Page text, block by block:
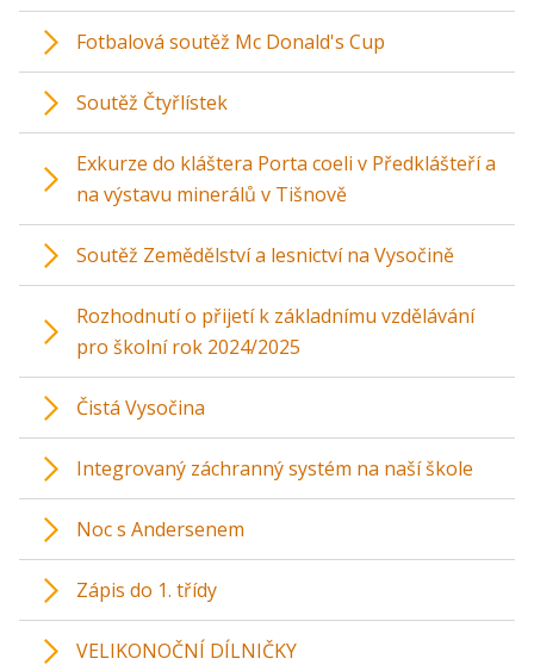
Fotbalová soutěž Mc Donald's Cup
Soutěž Čtyřlístek
Exkurze do kláštera Porta coeli v Předklášteří a
na výstavu minerálů v Tišnově
Soutěž Zemědělství a lesnictví na Vysočině
Rozhodnutí o přijetí k základnímu vzdělávání
pro školní rok 2024/2025
Čistá Vysočina
Integrovaný záchranný systém na naší škole
Noc s Andersenem
Zápis do 1. třídy
VELIKONOČNÍ DÍLNIČKY